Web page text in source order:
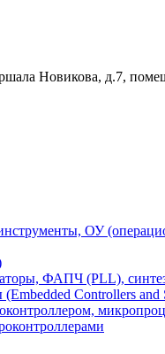
Новикова, д.7,
ОУ
ФАПЧ (PLL),
Controllers and